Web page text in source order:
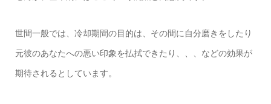
世間一般では、冷却期間の目的は、その間に自分磨きをしたり
元彼のあなたへの悪い印象を払拭できたり、、、などの効果が
期待されるとしています。